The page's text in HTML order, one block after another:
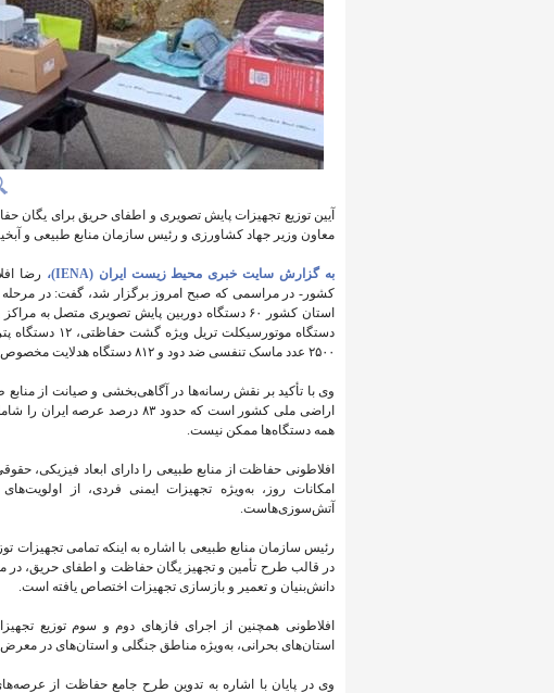
معاون وزیر جهاد کشاورزی و رئیس سازمان منابع طبیعی و
به گزارش سایت خبری محیط زیست ایران (IENA)،
رضا
۲۵۰۰ عدد ماسک تنفسی ضد دود و ۸۱۲ دستگاه هدلایت مخصوص عملیات اطفای حریق به استان‌ها ارسال شد.
اراضی ملی کشور است که حدود
همه دستگاه‌ها ممکن نیست.
افلاطونی حفاظت از منابع طبیعی را دارای ابعاد فیزیکی،
امکانات روز، به‌ویژه تجهیزات ایمنی فردی، از
آتش‌سوزی‌هاست.
رئیس سازمان منابع طبیعی با اشاره به اینکه تمامی تجهیزات
دانش‌بنیان و تعمیر و بازسازی تجهیزات اختصاص یافته است.
افلاطونی همچنین از اجرای فازهای دوم و سوم توزیع
استان‌های بحرانی، به‌ویژه مناطق جنگلی و استان‌های در
وی در پایان با اشاره به تدوین طرح جامع حفاظت از